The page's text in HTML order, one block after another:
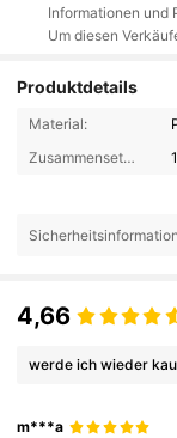
Informationen und
Um diesen
Produktdetails
Material:
Zusammensetzung:
4,66
werde ich wieder
m***a